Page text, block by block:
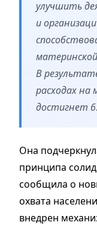
улучшить
и
В
расходах на
достигнет
Она
принципа
сообщила о
охвата
внедрен